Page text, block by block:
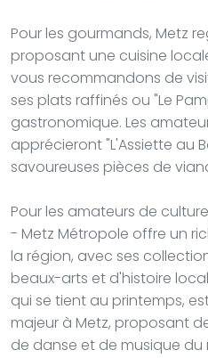
Pour les gourmands, Metz
proposant une cuisine
vous recommandons de
ses plats raffinés ou "Le
gastronomique. Les
apprécieront "L'Assiette au
savoureuses pièces de
Pour les amateurs de
- Metz Métropole offre un
la région, avec ses
beaux-arts et d'histoire
qui se tient au printemps,
majeur à Metz, proposant
de danse et de musique du